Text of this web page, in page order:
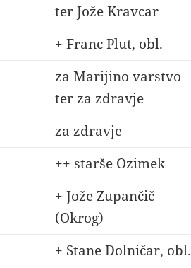
ter Jože Kravcar
+ Franc Plut, obl.
za Marijino varstvo
ter za zdravje
za zdravje
++ starše Ozimek
+ Jože Zupančič
(Okrog)
+ Stane Dolničar, obl.